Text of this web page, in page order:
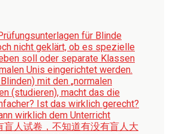
für Blinde
nicht geklärt, ob es spezielle
soll oder separate Klassen
Unis eingerichtet werden.
mit den „normalen
(studieren), macht das die
Ist das wirklich gerecht?
wirklich dem Unterricht
盲人试卷，不知道有没有盲人大